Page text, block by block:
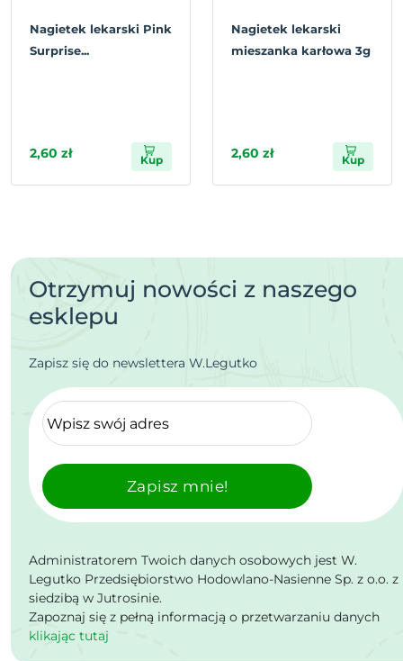
Nagietek lekarski Pink
Surprise...
2,60 zł Kup
Nagietek lekarski
mieszanka karłowa 3g
2,60 zł Kup
Otrzymuj nowości z naszego
esklepu
Zapisz się do newslettera W.Legutko
Zapisz mnie!
Administratorem Twoich danych osobowych jest W.
Legutko Przedsiębiorstwo Hodowlano-Nasienne Sp. z o.o. z
siedzibą w Jutrosinie.
Zapoznaj się z pełną informacją o przetwarzaniu danych
klikając tutaj